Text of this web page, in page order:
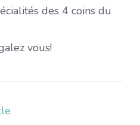
des 4 coins du
vous!